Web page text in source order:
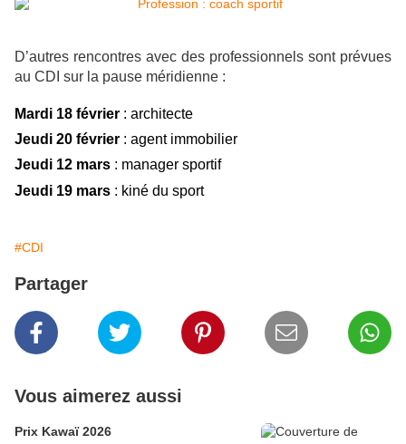
D’autres rencontres avec des professionnels sont prévues
au CDI sur la pause méridienne :
Mardi 18 février : architecte
Jeudi 20 février : agent immobilier
Jeudi 12 mars : manager sportif
Jeudi 19 mars : kiné du sport
#CDI
Partager
Vous aimerez aussi
Prix Kawaï 2026